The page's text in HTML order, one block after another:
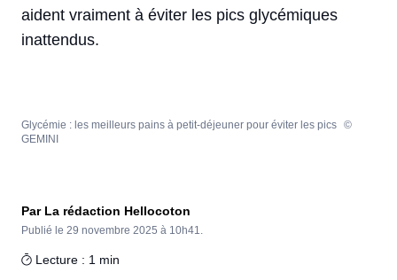
aident vraiment à éviter les pics glycémiques
inattendus.
Glycémie : les meilleurs pains à petit-déjeuner pour éviter les pics ©
GEMINI
Par La rédaction Hellocoton
Publié le 29 novembre 2025 à 10h41.
Lecture : 1 min